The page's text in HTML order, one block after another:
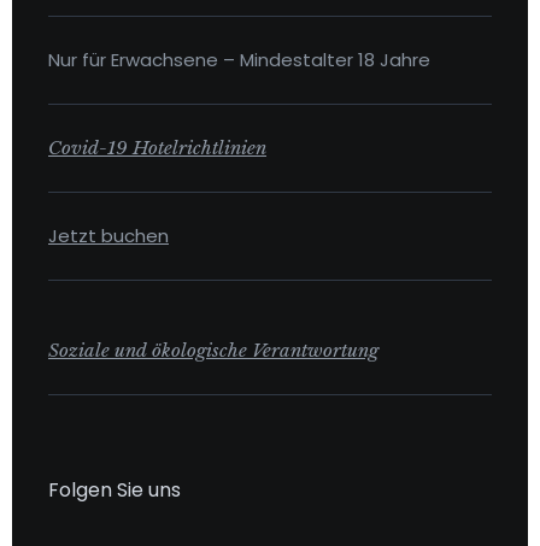
Nur für Erwachsene – Mindestalter 18 Jahre
Covid-19 Hotelrichtlinien
Jetzt buchen
Soziale und ökologische Verantwortung
Folgen Sie uns